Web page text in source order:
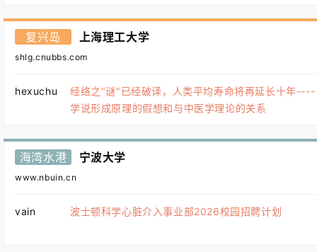
复兴岛 上海理工大学
shlg.cnubbs.com
hexuchu
经络之"谜"已经破译，人类平均寿命将再延长十年
学说形成原理的假想和与中医学理论的关系
海湾水港 宁波大学
www.nbuin.cn
vain 波士顿科学心脏介入事业部2026校园招聘计划